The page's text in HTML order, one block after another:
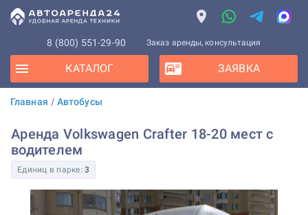
8 (800) 551-29-90 Заказ аренды, консультация
КАТАЛОГ ЗАЯВКА
Главная / Автобусы
Аренда Volkswagen Crafter 18-20 мест с
водителем
Единиц в парке: 3